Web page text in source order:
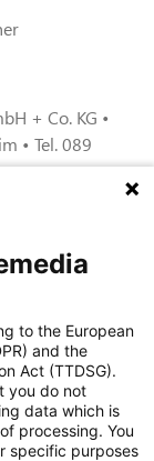
+ Co. KG •
• Tel. 089
Essen
DIN EN
091350
to the European
and the
Act (TTDSG).
you do not
data which is
processing. You
specific purposes